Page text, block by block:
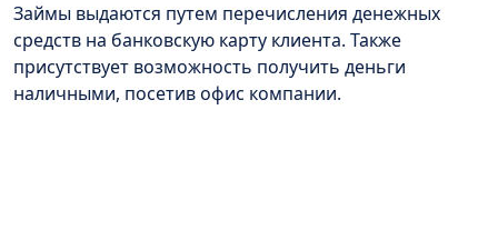
Займы выдаются путем перечисления денежных
средств на банковскую карту клиента. Также
присутствует возможность получить деньги
наличными, посетив офис компании.